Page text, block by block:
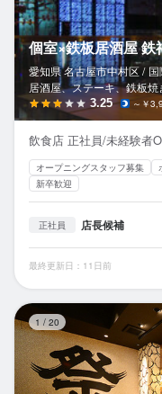
個室×鉄板居酒屋 鉄
愛知県 名古屋市中村区 /
居酒屋、ステーキ、鉄板焼
3.25 ～￥
飲食店 正社員/未経験者
オープニングスタッフ募集
新卒歓迎
正社員 店長候補
最終更新日：11日前
1 / 20